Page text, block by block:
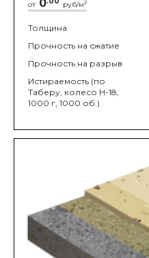
от 0 руб/м2
Толщина
Прочность на сжатие
Прочность на разрыв
Истираемость (по
Таберу, колесо Н-18,
1000 г, 1000 об.)